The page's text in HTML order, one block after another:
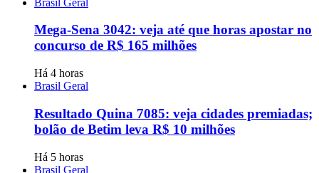
Mega-Sena 3042: veja até que horas apostar no
concurso de R$ 165 milhões
Há 4 horas
Brasil Geral
Resultado Quina 7085: veja cidades premiadas;
bolão de Betim leva R$ 10 milhões
Há 5 horas
Brasil Geral